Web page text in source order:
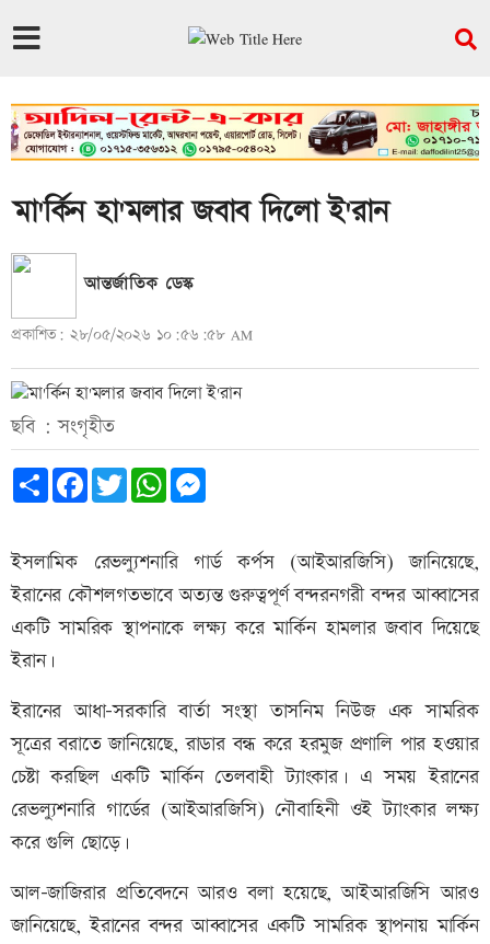
মা'র্কিন হা'মলার জবাব দিলো ই'রান
আন্তর্জাতিক ডেস্ক
প্রকাশিত: ২৮/০৫/২০২৬ ১০:৫৬:৫৮ AM
ছবি : সংগৃহীত
Share FacebookTwitterWhatsApp
ইসলামিক রেভল্যুশনারি গার্ড কর্পস (আইআরজিসি) জানিয়েছে,
ইরানের কৌশলগতভাবে অত্যন্ত গুরুত্বপূর্ণ বন্দরনগরী বন্দর আব্বাসের
একটি সামরিক স্থাপনাকে লক্ষ্য করে মার্কিন হামলার জবাব দিয়েছে
ইরান।
ইরানের আধা-সরকারি বার্তা সংস্থা তাসনিম নিউজ এক সামরিক
সূত্রের বরাতে জানিয়েছে, রাডার বন্ধ করে হরমুজ প্রণালি পার হওয়ার
চেষ্টা করছিল একটি মার্কিন তেলবাহী ট্যাংকার। এ সময় ইরানের
রেভল্যুশনারি গার্ডের (আইআরজিসি) নৌবাহিনী ওই ট্যাংকার লক্ষ্য
করে গুলি ছোড়ে।
আল-জাজিরার প্রতিবেদনে আরও বলা হয়েছে, আইআরজিসি আরও
জানিয়েছে, ইরানের বন্দর আব্বাসের একটি সামরিক স্থাপনায় মার্কিন